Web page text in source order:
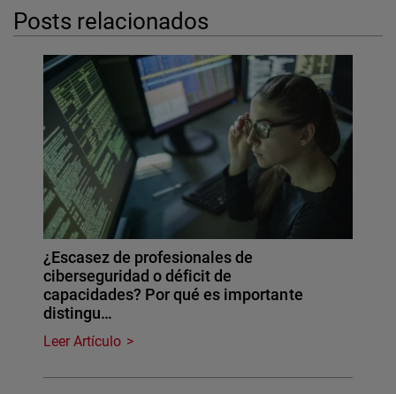
Posts relacionados
¿Escasez de profesionales de
ciberseguridad o déficit de
capacidades? Por qué es importante
distingu…
Leer Artículo